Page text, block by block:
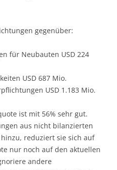
gegenüber:
für Neubauten USD 224
USD 687 Mio.
USD 1.183 Mio.
ist mit 56% sehr gut.
aus nicht bilanzierten
reduziert sie sich auf
nur noch auf den aktuellen
andere